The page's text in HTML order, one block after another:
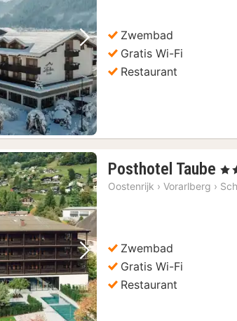
Volgende foto
Zwembad
Gratis Wi-Fi
Restaurant
Volgende foto
Posthotel Taube 1
, 4
Oostenrijk › Vorarlberg ›
Zwembad
Gratis Wi-Fi
Restaurant